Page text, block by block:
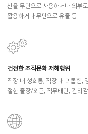
산을 무단으로 사용하거나 외부
활용하거나 무단으로 유출 등
건전한 조직문화 저해행위
직장 내 성희롱, 직장 내 괴롭힘,
절한 출장/외근, 직무태만, 관리